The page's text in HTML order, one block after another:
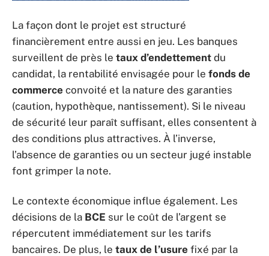
La façon dont le projet est structuré
financièrement entre aussi en jeu. Les banques
surveillent de près le taux d’endettement du
candidat, la rentabilité envisagée pour le fonds de
commerce convoité et la nature des garanties
(caution, hypothèque, nantissement). Si le niveau
de sécurité leur paraît suffisant, elles consentent à
des conditions plus attractives. À l’inverse,
l’absence de garanties ou un secteur jugé instable
font grimper la note.
Le contexte économique influe également. Les
décisions de la BCE sur le coût de l’argent se
répercutent immédiatement sur les tarifs
bancaires. De plus, le taux de l’usure fixé par la